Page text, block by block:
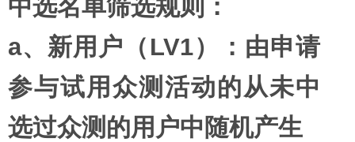
中选名单筛选规则：
a、新用户（LV1）：由申请
参与试用众测活动的从未中
选过众测的用户中随机产生